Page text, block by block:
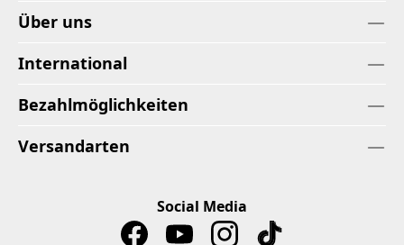
Über uns
International
Bezahlmöglichkeiten
Versandarten
Social Media